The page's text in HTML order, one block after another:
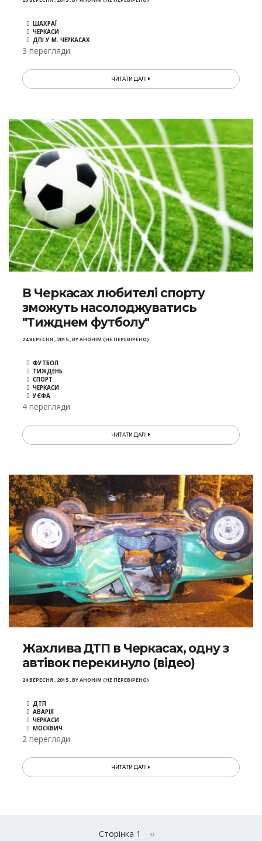
ШАХРАЇ
ЧЕРКАСИ
ДПІ У М. ЧЕРКАСАХ
3 перегляди
ЧИТАТИ ДАЛІ
В Черкасах любителі спорту
зможуть насолоджуватись
"Тижднем футболу"
24 ВЕРЕСНЯ , 2015,BYАНОНІМ (НЕ ПЕРЕВІРЕНО)
ФУТБОЛ
ТИЖДЕНЬ
СПОРТ
ЧЕРКАСИ
УЄФА
4 перегляди
ЧИТАТИ ДАЛІ
Жахлива ДТП в Черкасах, одну з
автівок перекинуло (відео)
24 ВЕРЕСНЯ , 2015,BYАНОНІМ (НЕ ПЕРЕВІРЕНО)
ДТП
АВАРІЯ
ЧЕРКАСИ
МОСКВИЧ
2 перегляди
ЧИТАТИ ДАЛІ
Сторінка 1 Наступна сторінка
››